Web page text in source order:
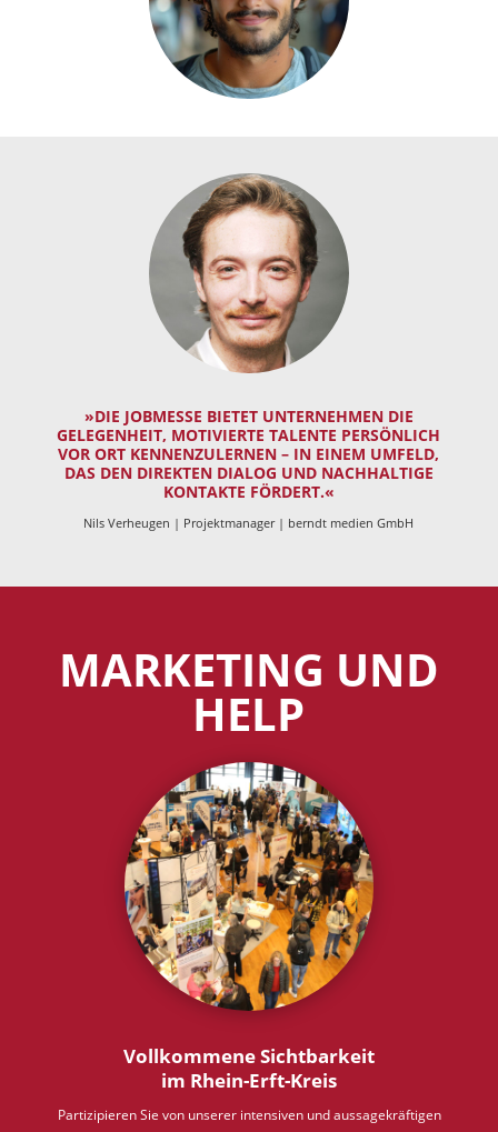
»DIE JOBMESSE BIETET UNTERNEHMEN DIE
GELEGENHEIT, MOTIVIERTE TALENTE PERSÖNLICH
VOR ORT KENNENZULERNEN – IN EINEM UMFELD,
DAS DEN DIREKTEN DIALOG UND NACHHALTIGE
KONTAKTE FÖRDERT.«
Nils Verheugen | Projektmanager | berndt medien GmbH
MARKETING UND
HELP
Vollkommene Sichtbarkeit
im Rhein-Erft-Kreis
Partizipieren Sie von unserer intensiven und aussagekräftigen